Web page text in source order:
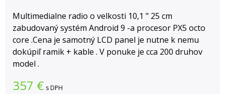
Multimedialne radio o velkosti 10,1 " 25 cm
zabudovaný systém Android 9 -a procesor PX5 octo
core .Cena je samotný LCD panel je nutne k nemu
dokúpiľ ramik + kable . V ponuke je cca 200 druhov
model .
357 € s DPH